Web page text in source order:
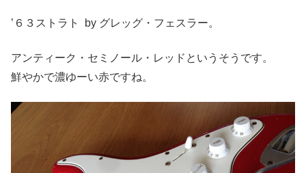
’６３ストラト by グレッグ・フェスラー。
アンティーク・セミノール・レッドというそうです。
鮮やかで濃ゆーい赤ですね。